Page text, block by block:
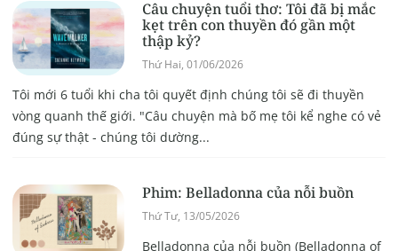
Câu chuyện tuổi thơ: Tôi đã bị mắc
kẹt trên con thuyền đó gần một
thập kỷ?
Thứ Hai, 01/06/2026
Tôi mới 6 tuổi khi cha tôi quyết định chúng tôi sẽ đi thuyền
vòng quanh thế giới. "Câu chuyện mà bố mẹ tôi kể nghe có vẻ
đúng sự thật - chúng tôi dường...
Phim: Belladonna của nỗi buồn
Thứ Tư, 13/05/2026
Belladonna của nỗi buồn (Belladonna of